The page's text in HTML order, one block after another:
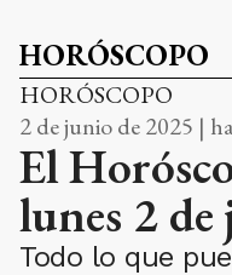
HORÓSCOPO
HORÓSCOPO
2 de junio de 2025 |
El
lunes 2
Todo lo que